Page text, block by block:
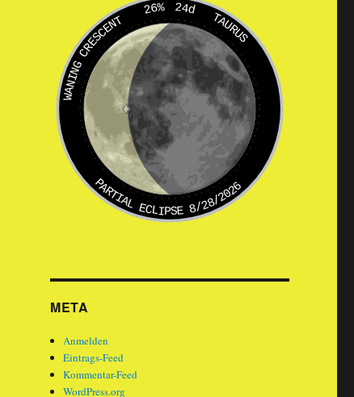
26% 24d
TAURUS
WANING CRESCENT
PARTIAL ECLIPSE 8/28/2026
META
Anmelden
Eintrags-Feed
Kommentar-Feed
WordPress.org